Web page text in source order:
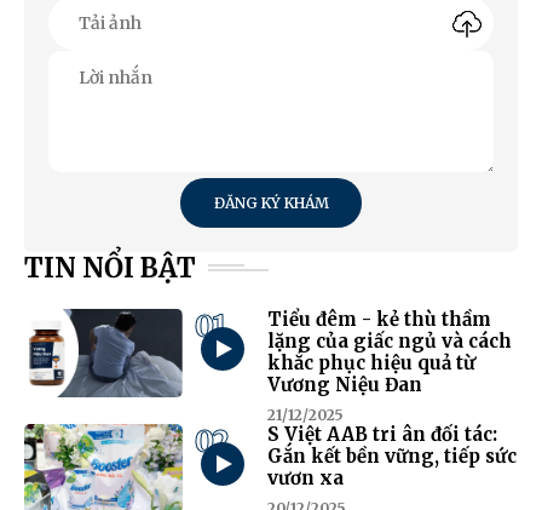
ĐĂNG KÝ KHÁM
TIN NỔI BẬT
01
Tiểu đêm - kẻ thù thầm
lặng của giấc ngủ và cách
khắc phục hiệu quả từ
Vương Niệu Đan
21/12/2025
02
S Việt AAB tri ân đối tác:
Gắn kết bền vững, tiếp sức
vươn xa